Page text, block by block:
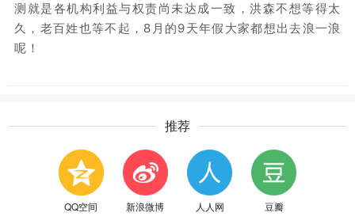
测就是各机构利益与权责尚未达成一致，洪森不想等得太
久，老百姓也等不起，8月的9天年假大家都想出去浪一浪
呢！
推荐
QQ空间 新浪微博 人人网 豆瓣